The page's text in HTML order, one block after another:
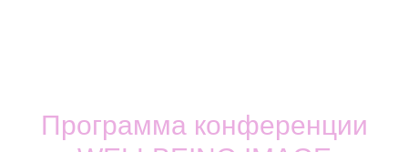
Программа конференции